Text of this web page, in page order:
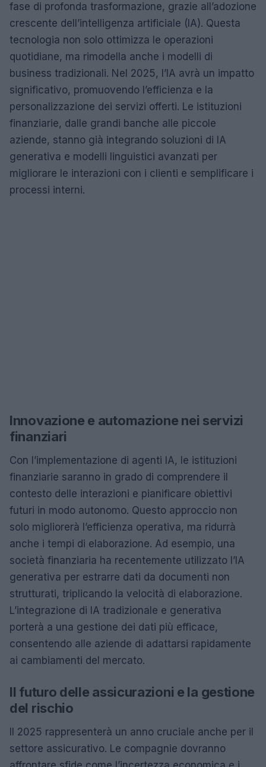
fase di profonda trasformazione, grazie all’adozione
crescente dell’intelligenza artificiale (IA). Questa
tecnologia non solo ottimizza le operazioni
quotidiane, ma rimodella anche i modelli di
business tradizionali. Nel 2025, l’IA avrà un impatto
significativo, promuovendo l’efficienza e la
personalizzazione dei servizi offerti. Le istituzioni
finanziarie, dalle grandi banche alle piccole
aziende, stanno già integrando soluzioni di IA
generativa e modelli linguistici avanzati per
migliorare le interazioni con i clienti e semplificare i
processi interni.
Innovazione e automazione nei servizi
finanziari
Con l’implementazione di agenti IA, le istituzioni
finanziarie saranno in grado di comprendere il
contesto delle interazioni e pianificare obiettivi
futuri in modo autonomo. Questo approccio non
solo migliorerà l’efficienza operativa, ma ridurrà
anche i tempi di elaborazione. Ad esempio, una
società finanziaria ha recentemente utilizzato l’IA
generativa per estrarre dati da documenti non
strutturati, triplicando la velocità di elaborazione.
L’integrazione di IA tradizionale e generativa
porterà a una gestione dei dati più efficace,
consentendo alle aziende di adattarsi rapidamente
ai cambiamenti del mercato.
Il futuro delle assicurazioni e la gestione
del rischio
Il 2025 rappresenterà un anno cruciale anche per il
settore assicurativo. Le compagnie dovranno